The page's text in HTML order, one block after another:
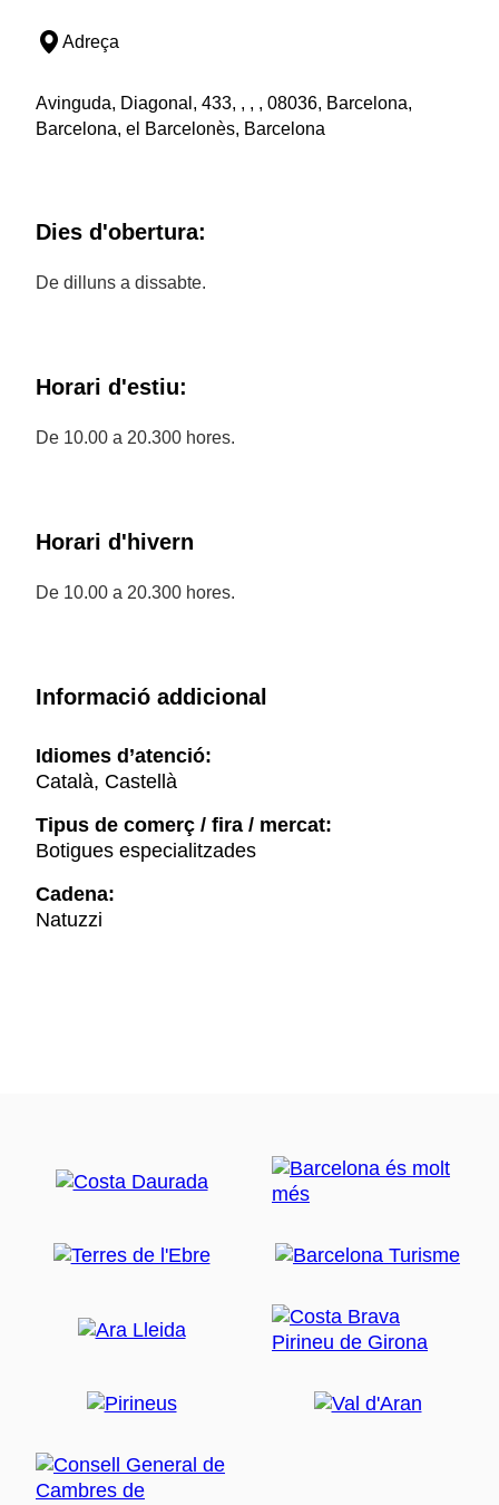
Adreça
Avinguda, Diagonal, 433, , , , 08036, Barcelona,
Barcelona, el Barcelonès, Barcelona
Dies d'obertura:
De dilluns a dissabte.
Horari d'estiu:
De 10.00 a 20.300 hores.
Horari d'hivern
De 10.00 a 20.300 hores.
Informació addicional
Idiomes d’atenció:
Català, Castellà
Tipus de comerç / fira / mercat:
Botigues especialitzades
Cadena:
Natuzzi